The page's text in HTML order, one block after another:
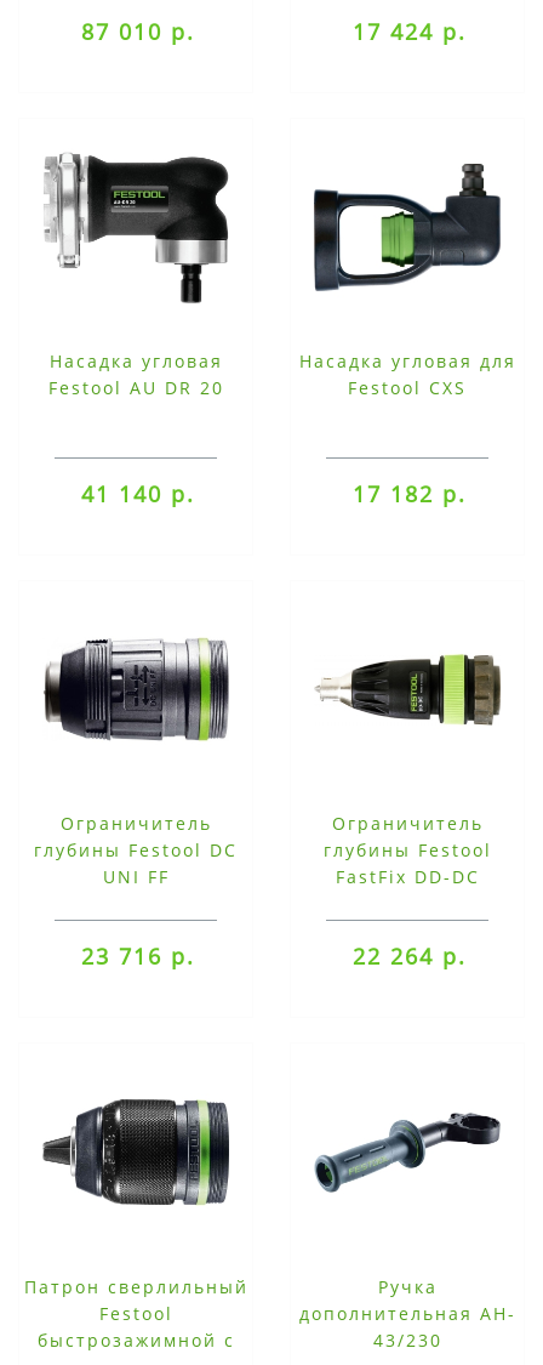
87 010 р. 17 424 р.
Насадка угловая
Festool AU DR 20
41 140 р.
Насадка угловая для
Festool CXS
17 182 р.
Ограничитель
глубины Festool DC
UNI FF
23 716 р.
Ограничитель
глубины Festool
FastFix DD-DC
22 264 р.
Патрон сверлильный
Festool
быстрозажимной с
Ручка
дополнительная AH-
43/230